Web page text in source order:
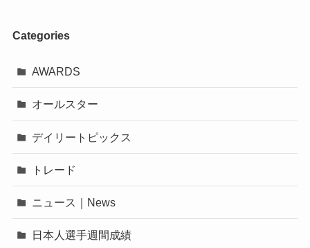
Categories
AWARDS
オールスター
デイリートピックス
トレード
ニュース｜News
日本人選手週間成績